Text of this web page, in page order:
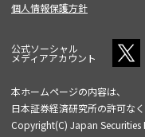
個人情報保護方針
公式ソーシャル
メディアアカウント
本ホームページの内容は、
日本証券経済研究所の許可な
Copyright(C) Japan Securities